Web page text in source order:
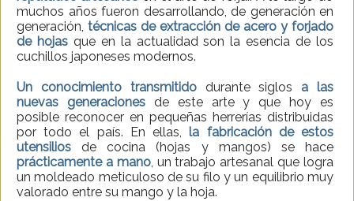
muchos años fueron desarrollando, de generación en
generación, técnicas de extracción de acero y forjado
de hojasque en la actualidad son la esencia de los
cuchillos japoneses modernos.
Un conocimiento transmitidodurante siglos a las
nuevas generacionesde este arte y que hoy es
posible reconocer en pequeñas herrerías distribuidas
por todo el país. En ellas,la fabricación de estos
utensilios de cocina (hojas y mangos) se hace
prácticamente a mano, un trabajo artesanal que logra
un moldeado meticuloso de su filo y un equilibrio muy
valorado entre su mango y la hoja.